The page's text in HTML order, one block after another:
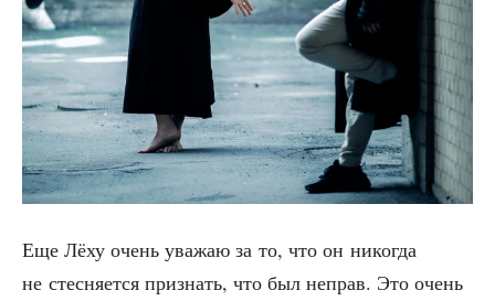
Еще Лёху очень ува­жаю за то, что он нико­гда
не стес­ня­ет­ся при­знать, что был неправ. Это очень